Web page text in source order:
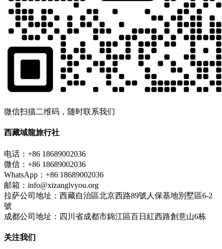
微信扫描二维码，随时联系我们
西藏域龍旅行社
电话：+86 18689002036
微信：+86 18689002036
WhatsApp：+86 18689002036
邮箱：info@xizanglvyou.org
拉萨公司地址：西藏自治區北京西路89號人保基地別墅區6-2
號
成都公司地址：四川省成都市錦江區百日紅西路創意山6栋
关注我们